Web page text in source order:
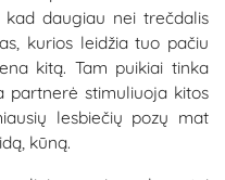
daugiau nei trečdalis
kurios leidžia tuo pačiu
kitą. Tam puikiai tinka
partnerė stimuliuoja kitos
lesbiečių pozų mat
kūną.